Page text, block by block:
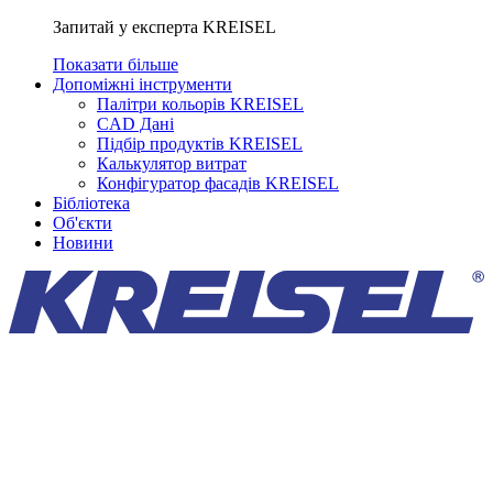
Запитай у експерта KREISEL
Показати більше
Допоміжні інструменти
Палітри кольорів KREISEL
CAD Дані
Підбір продуктів KREISEL
Калькулятор витрат
Конфігуратор фасадів KREISEL
Бібліотека
Об'єкти
Новини